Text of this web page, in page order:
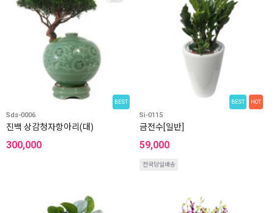
BEST
Sds-0006
진백 상감청자항아리(대)
300,000
BEST HOT
Si-0115
금전수[일반]
59,000
전국당일배송